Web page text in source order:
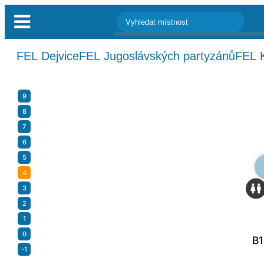
FEL DejviceFEL Jugoslávských partyzánůFEL
B1
9
8
7
6
5
4
3
2
1
0
-1